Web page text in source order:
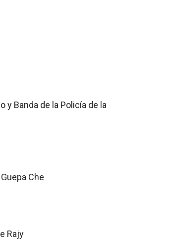
y Banda de la Policía de la
Che
Rajy